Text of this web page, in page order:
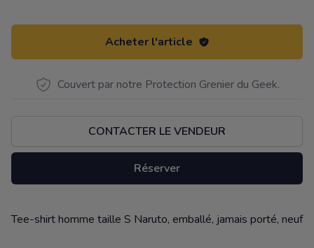
Acheter l'article
Couvert par notre Protection Grenier du Geek.
CONTACTER LE VENDEUR
Réserver
Description
Tee-shirt homme taille S Naruto, emballé, jamais porté, neuf